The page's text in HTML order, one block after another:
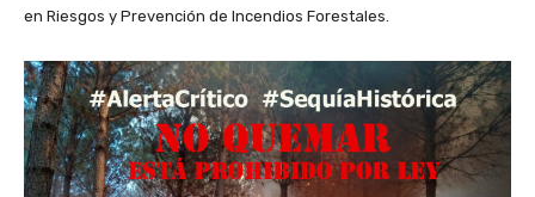
en Riesgos y Prevención de Incendios Forestales.